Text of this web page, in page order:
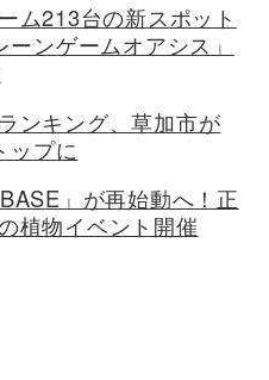
ム213台の新スポット
ンゲームオアシス」
ンキング、草加市が
ップに
」が再始動へ！正
植物イベント開催